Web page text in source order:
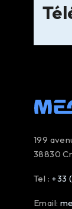
199
38830
Tel : +33
Email: